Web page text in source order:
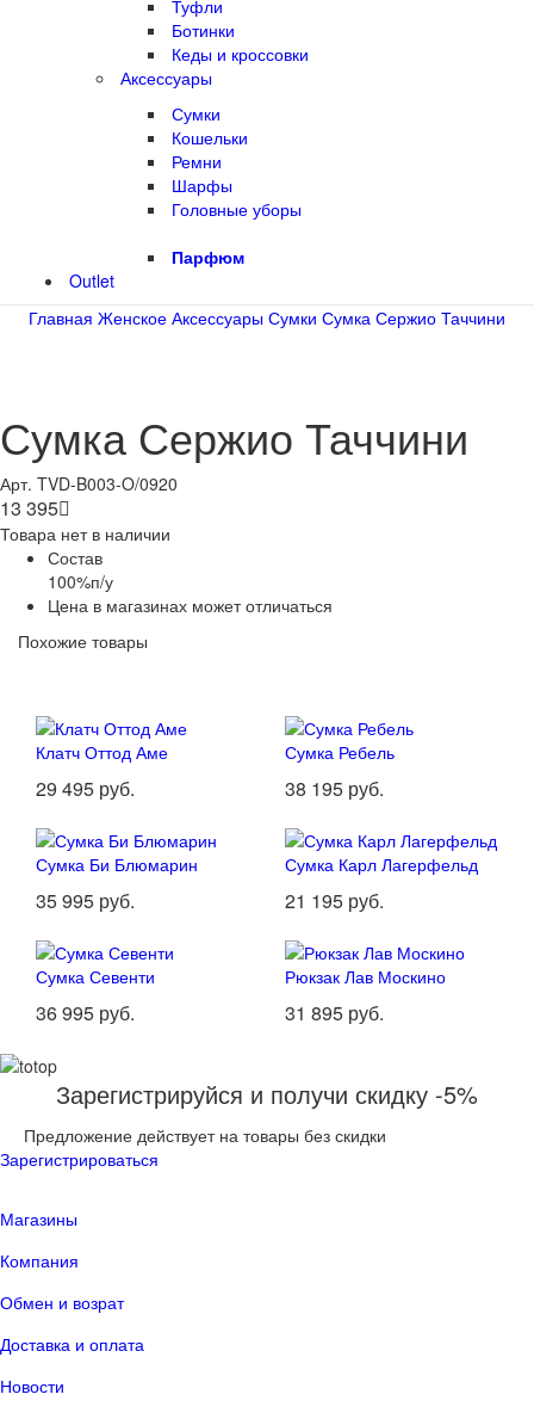
Туфли
Ботинки
Кеды и кроссовки
Аксессуары
Сумки
Кошельки
Ремни
Шарфы
Головные уборы
Парфюм
Outlet
Главная Женское Аксессуары Сумки Сумка Сержио Таччини
Сумка Сержио Таччини
Арт. TVD-B003-O/0920
13 395
Товара нет в наличии
Состав
100%п/у
Цена в магазинах может отличаться
Похожие товары
Клатч Оттод Аме
29 495 руб.
Сумка Ребель
38 195 руб.
Сумка Би Блюмарин
35 995 руб.
Сумка Карл Лагерфельд
21 195 руб.
Сумка Севенти
36 995 руб.
Рюкзак Лав Москино
31 895 руб.
Зарегистрируйся и получи скидку -5%
Предложение действует на товары без скидки
Зарегистрироваться
Магазины
Компания
Обмен и возрат
Доставка и оплата
Новости